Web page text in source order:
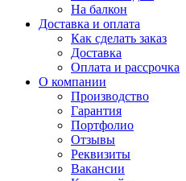
На балкон
Доставка и оплата
Как сделать заказ
Доставка
Оплата и рассрочка
О компании
Производство
Гарантия
Портфолио
Отзывы
Реквизиты
Вакансии